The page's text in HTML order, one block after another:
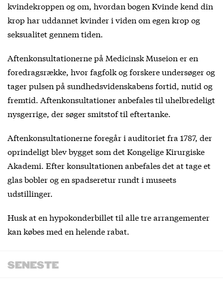
kvindekroppen og om, hvordan bogen Kvinde kend din
krop har uddannet kvinder i viden om egen krop og
seksualitet gennem tiden.
Aftenkonsultationerne på Medicinsk Museion er en
foredragsrække, hvor fagfolk og forskere undersøger og
tager pulsen på sundhedsvidenskabens fortid, nutid og
fremtid. Aftenkonsultationer anbefales til uhelbredeligt
nysgerrige, der søger smitstof til eftertanke.
Aftenkonsultationerne foregår i auditoriet fra 1787, der
oprindeligt blev bygget som det Kongelige Kirurgiske
Akademi. Efter konsultationen anbefales det at tage et
glas bobler og en spadseretur rundt i museets
udstillinger.
Husk at en hypokonderbillet til alle tre arrangementer
kan købes med en helende rabat.
SENESTE